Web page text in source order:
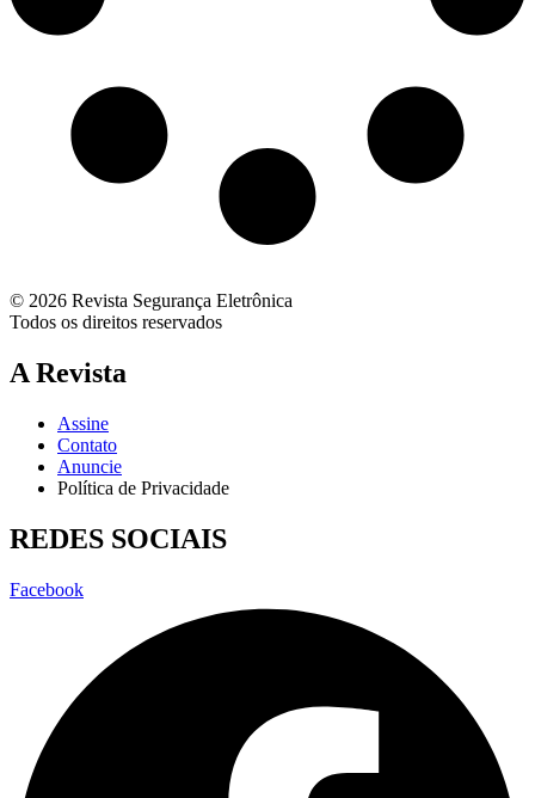
© 2026 Revista Segurança Eletrônica
Todos os direitos reservados
A Revista
Assine
Contato
Anuncie
Política de Privacidade
REDES SOCIAIS
Facebook